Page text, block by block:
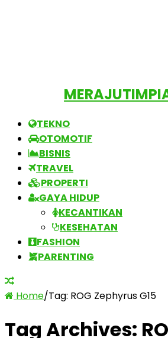
TEKNO
OTOMOTIF
BISNIS
TRAVEL
PROPERTI
GAYA HIDUP
KECANTIKAN
KESEHATAN
FASHION
PARENTING
Home/Tag: ROG Zephyrus G15
Tag Archives: